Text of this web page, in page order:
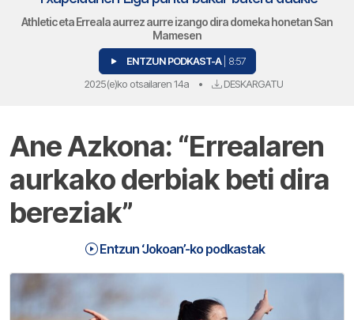
Athletic eta Erreala aurrez aurre izango dira domeka honetan San
Mamesen
ENTZUN PODKAST-A | 8:57
2025(e)ko otsailaren 14a • DESKARGATU
Ane Azkona: “Errealaren
aurkako derbiak beti dira
bereziak”
Entzun ‘Jokoan’-ko podkastak